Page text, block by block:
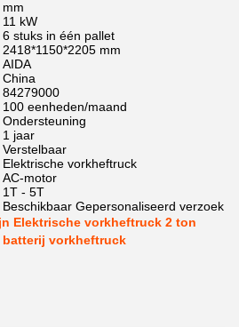
mm
11 kW
6 stuks in één pallet
2418*1150*2205 mm
AIDA
China
84279000
100 eenheden/maand
Ondersteuning
1 jaar
Verstelbaar
Elektrische vorkheftruck
AC-motor
1T - 5T
Beschikbaar Gepersonaliseerd verzoek
Elektrische vorkheftruck 2 ton
vorkheftruck